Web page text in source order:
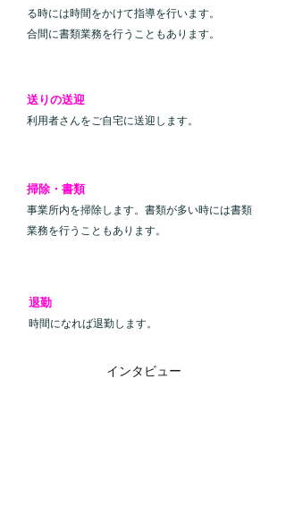
る時には時間をかけて指導を行います。
合間に書類業務を行うこともあります。
送りの送迎
利用者さんをご自宅に送迎します。
掃除・書類
​事業所内を掃除します。書類が多い時には書類
業務を行うこともあります。
退勤
時間になれば退勤します。
​インタビュー